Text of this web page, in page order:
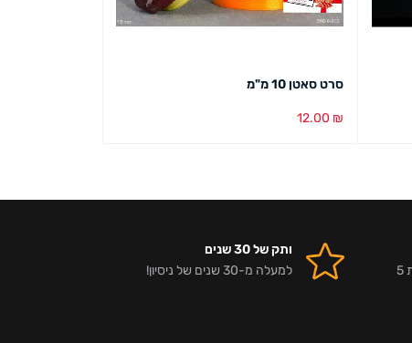
סרט סאטן 10 מ"מ
12.00 ₪
אלפי לקוחות מרוצים וביקורות 5
ותק של 30 שנים
למעלה מ-30 שנים של ניסיון!